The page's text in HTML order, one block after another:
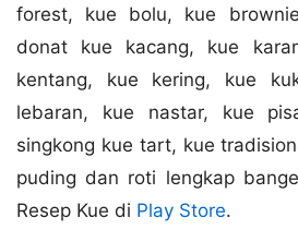
forest, kue bolu, kue
donat kue kacang, kue
kentang, kue kering, kue
lebaran, kue nastar, kue
singkong kue tart, kue
puding dan roti lengkap
Resep Kue di Play Store.